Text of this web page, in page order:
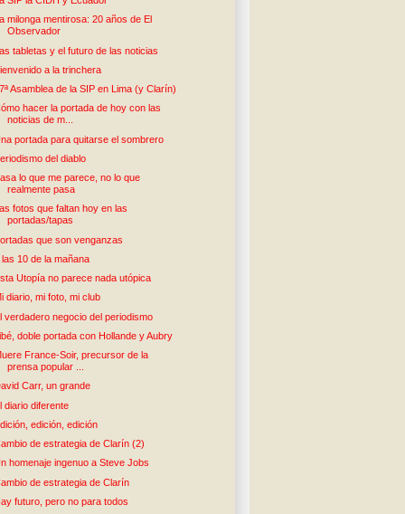
La milonga mentirosa: 20 años de El
Observador
tabletas y el futuro de las noticias
a la trinchera
Asamblea de la SIP en Lima (y Clarín)
hacer la portada de hoy con las
noticias de m...
portada para quitarse el sombrero
del diablo
lo que me parece, no lo que
realmente pasa
Las fotos que faltan hoy en las
portadas/tapas
que son venganzas
las 10 de la mañana
Utopía no parece nada utópica
diario, mi foto, mi club
verdadero negocio del periodismo
doble portada con Hollande y Aubry
France-Soir, precursor de la
prensa popular ...
Carr, un grande
diario diferente
edición, edición
de estrategia de Clarín (2)
homenaje ingenuo a Steve Jobs
de estrategia de Clarín
futuro, pero no para todos